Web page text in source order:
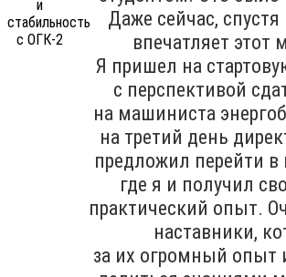
Даже сейчас,
впечатляет этот
Я пришел на
с перспективой
на машиниста
на третий день
предложил перейти в
где я и получил
практический опыт.
наставники,
за их огромный опыт